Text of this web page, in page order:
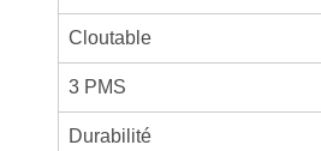
Cloutable
3 PMS
Durabilité